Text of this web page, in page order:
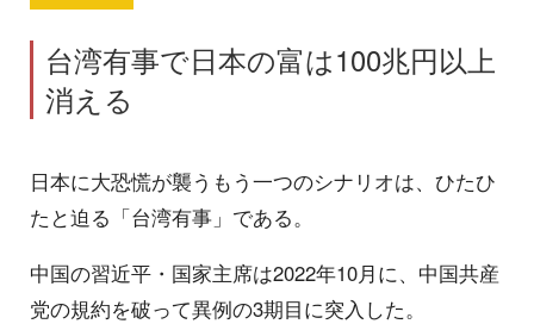
台湾有事で日本の富は100兆円以上
消える
日本に大恐慌が襲うもう一つのシナリオは、ひたひ
たと迫る「台湾有事」である。
中国の習近平・国家主席は2022年10月に、中国共産
党の規約を破って異例の3期目に突入した。